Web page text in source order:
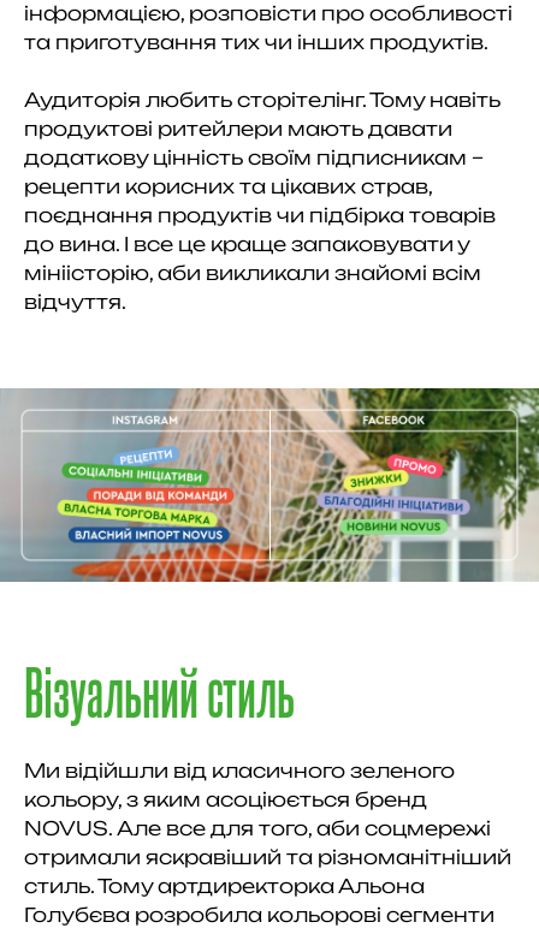
інформацією, розповісти про особливості
та приготування тих чи інших продуктів.
Аудиторія любить сторітелінг. Тому навіть
продуктові ритейлери мають давати
додаткову цінність своїм підписникам –
рецепти корисних та цікавих страв,
поєднання продуктів чи підбірка товарів
до вина. І все це краще запаковувати у
мініісторію, аби викликали знайомі всім
відчуття.
Візуальний стиль
Ми відійшли від класичного зеленого
кольору, з яким асоціюється бренд
NOVUS. Але все для того, аби соцмережі
отримали яскравіший та різноманітніший
стиль. Тому артдиректорка Альона
Голубєва розробила кольорові сегменти